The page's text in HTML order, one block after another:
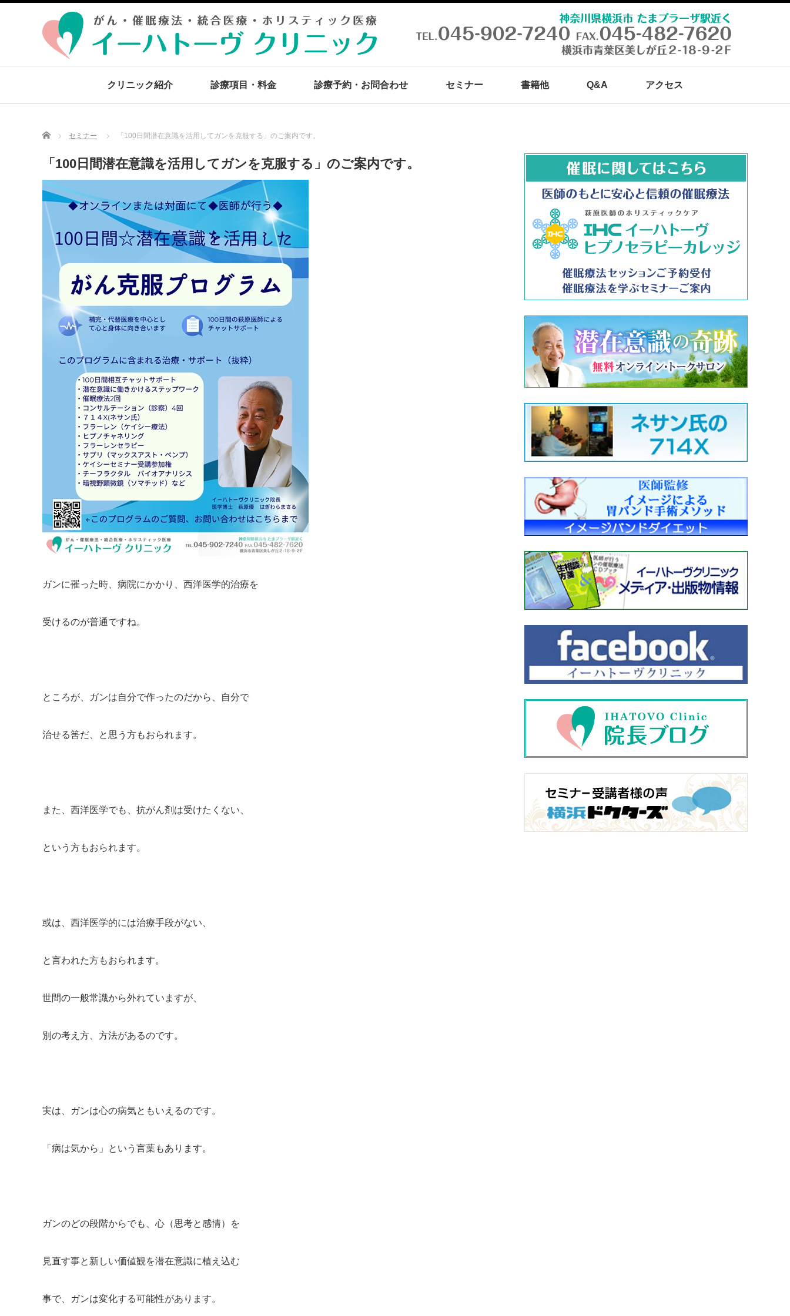
クリニック紹介 診療項目・料金 診療予約・お問合わせ セミナー 書籍他 Q&A アクセス
Home セミナー 「100日間潜在意識を活用してガンを克服する」のご案内です。
「100日間潜在意識を活用してガンを克服する」のご案内です。
ガンに罹った時、病院にかかり、西洋医学的治療を
受けるのが普通ですね。
ところが、ガンは自分で作ったのだから、自分で
治せる筈だ、と思う方もおられます。
また、西洋医学でも、抗がん剤は受けたくない、
という方もおられます。
或は、西洋医学的には治療手段がない、
と言われた方もおられます。
世間の一般常識から外れていますが、
別の考え方、方法があるのです。
実は、ガンは心の病気ともいえるのです。
「病は気から」という言葉もあります。
ガンのどの段階からでも、心（思考と感情）を
見直す事と新しい価値観を潜在意識に植え込む
事で、ガンは変化する可能性があります。